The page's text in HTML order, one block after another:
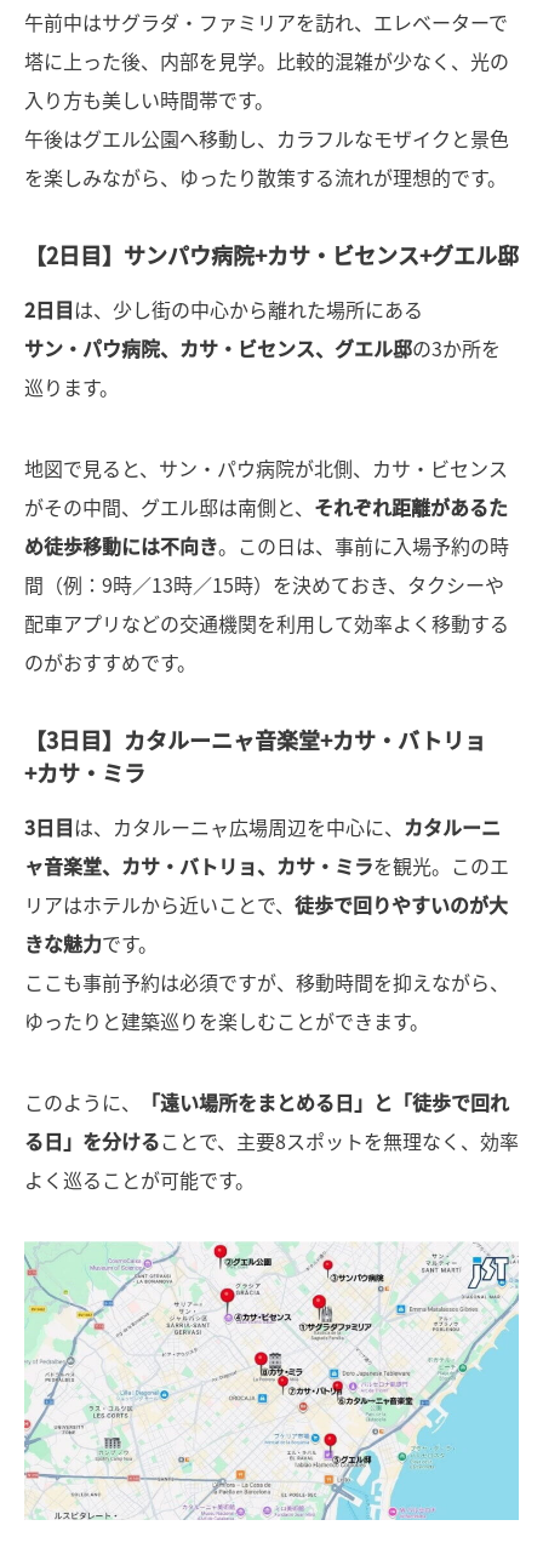
午前中はサグラダ・ファミリアを訪れ、エレベーターで
塔に上った後、内部を見学。比較的混雑が少なく、光の
入り方も美しい時間帯です。
午後はグエル公園へ移動し、カラフルなモザイクと景色
を楽しみながら、ゆったり散策する流れが理想的です。
【2日目】サンパウ病院+カサ・ビセンス+グエル邸
2日目は、少し街の中心から離れた場所にある
サン・パウ病院、カサ・ビセンス、グエル邸の3か所を
巡ります。
地図で見ると、サン・パウ病院が北側、カサ・ビセンス
がその中間、グエル邸は南側と、 それぞれ距離があるた
め徒歩移動には不向き。この日は、事前に入場予約の時
間（例：9時／13時／15時）を決めておき、タクシーや
配車アプリなどの交通機関を利用して効率よく移動する
のがおすすめです。
【3日目】カタルーニャ音楽堂+カサ・バトリョ
+カサ・ミラ
3日目は、カタルーニャ広場周辺を中心に、 カタルーニ
ャ音楽堂、カサ・バトリョ、カサ・ミラを観光。このエ
リアはホテルから近いことで、 徒歩で回りやすいのが大
きな魅力です。
ここも事前予約は必須ですが、移動時間を抑えながら、
ゆったりと建築巡りを楽しむことができます。
このように、
「遠い場所をまとめる日」と「徒歩で回れ
る日」を分けることで、主要8スポットを無理なく、効率
よく巡ることが可能です。